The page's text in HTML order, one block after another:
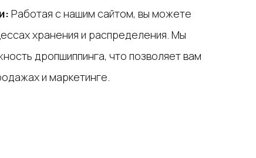
Работая с нашим сайтом, вы можете
хранения и распределения. Мы
дропшиппинга, что позволяет вам
и маркетинге.